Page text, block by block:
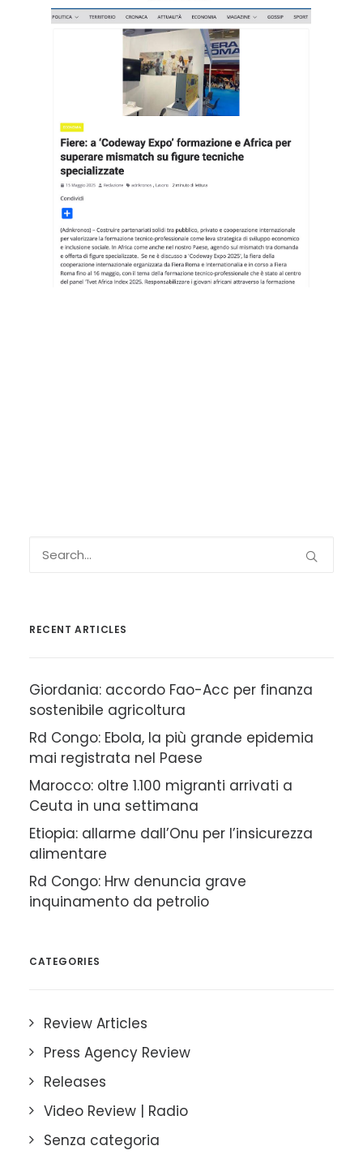
RECENT ARTICLES
Giordania: accordo Fao-Acc per finanza
sostenibile agricoltura
Rd Congo: Ebola, la più grande epidemia
mai registrata nel Paese
Marocco: oltre 1.100 migranti arrivati a
Ceuta in una settimana
Etiopia: allarme dall’Onu per l’insicurezza
alimentare
Rd Congo: Hrw denuncia grave
inquinamento da petrolio
CATEGORIES
Review Articles
Press Agency Review
Releases
Video Review | Radio
Senza categoria